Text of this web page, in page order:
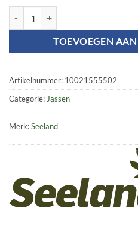
TOEVOEGEN
Artikelnummer: 10021555502
Categorie: Jassen
Merk:Seeland